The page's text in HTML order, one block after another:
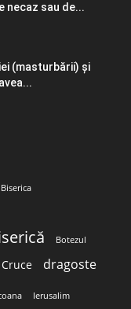
necaz sau de...
(masturbării) şi
Biserica
Botezul
Cruce dragoste
Ierusalim